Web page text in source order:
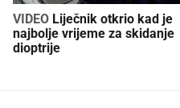
VIDEO
najbolje vrijeme za skidanje
dioptrije